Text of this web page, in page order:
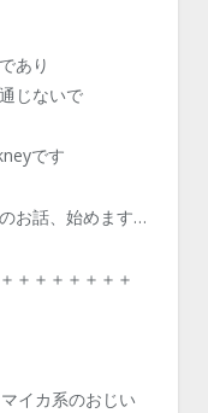
あり
じないで
です
お話、始めます…
＋＋＋＋＋＋＋
イカ系のおじい